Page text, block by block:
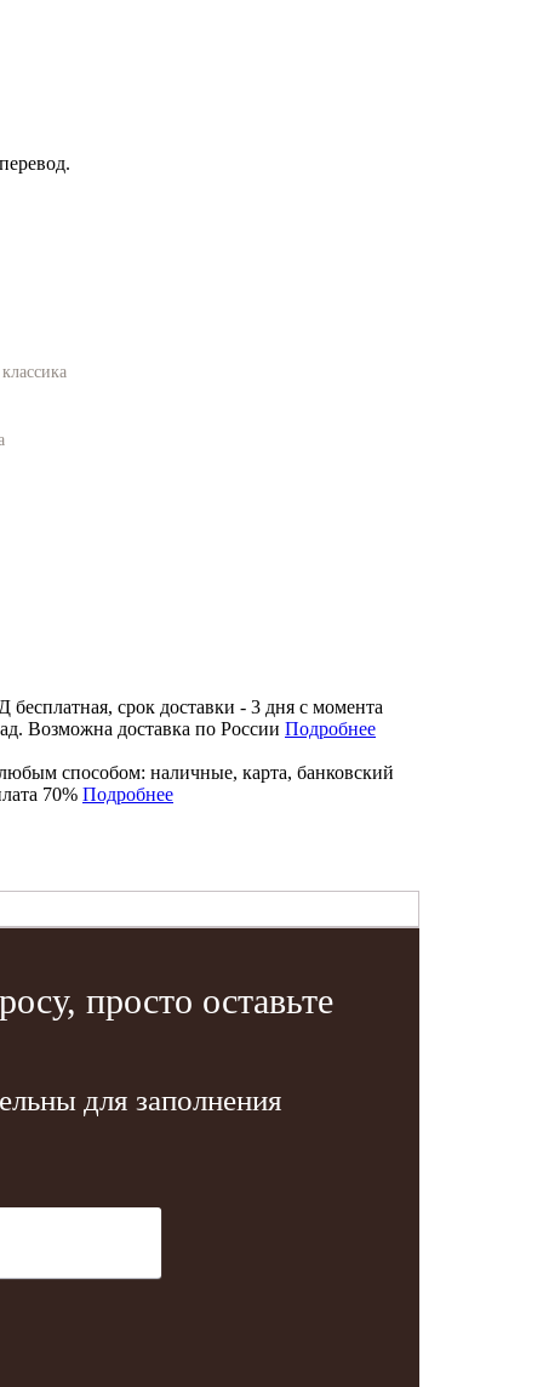
срок доставки - 3 дня с момента
Возможна доставка по России Подробнее
способом: наличные, карта, банковский
70% Подробнее
просто оставьте
для заполнения